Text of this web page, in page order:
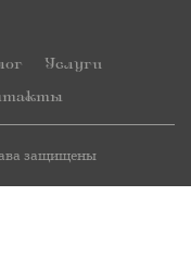
Услуги
защищены